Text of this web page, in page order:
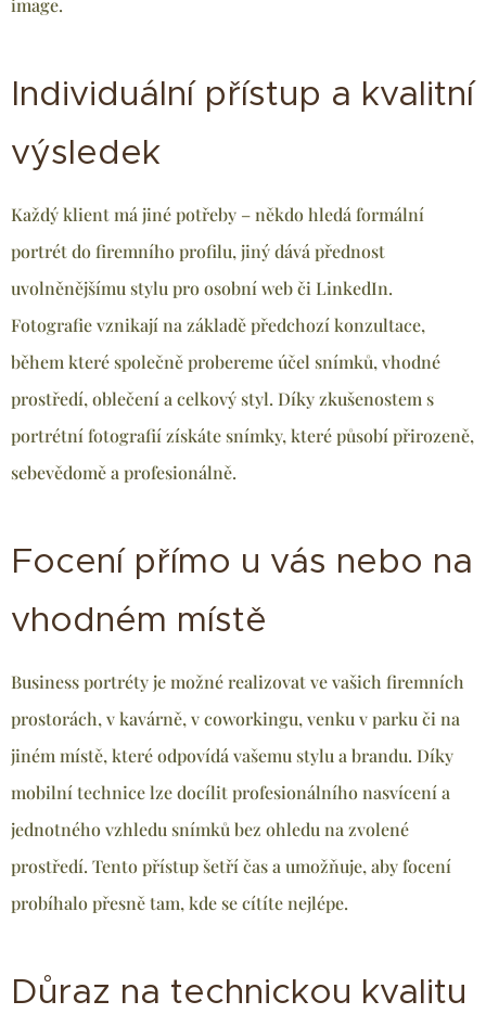
image.
Individuální přístup a kvalitní
výsledek
Každý klient má jiné potřeby – někdo hledá formální
portrét do firemního profilu, jiný dává přednost
uvolněnějšímu stylu pro osobní web či LinkedIn.
Fotografie vznikají na základě předchozí konzultace,
během které společně probereme účel snímků, vhodné
prostředí, oblečení a celkový styl. Díky zkušenostem s
portrétní fotografií získáte snímky, které působí přirozeně,
sebevědomě a profesionálně.
Focení přímo u vás nebo na
vhodném místě
Business portréty je možné realizovat ve vašich firemních
prostorách, v kavárně, v coworkingu, venku v parku či na
jiném místě, které odpovídá vašemu stylu a brandu. Díky
mobilní technice lze docílit profesionálního nasvícení a
jednotného vzhledu snímků bez ohledu na zvolené
prostředí. Tento přístup šetří čas a umožňuje, aby focení
probíhalo přesně tam, kde se cítíte nejlépe.
Důraz na technickou kvalitu